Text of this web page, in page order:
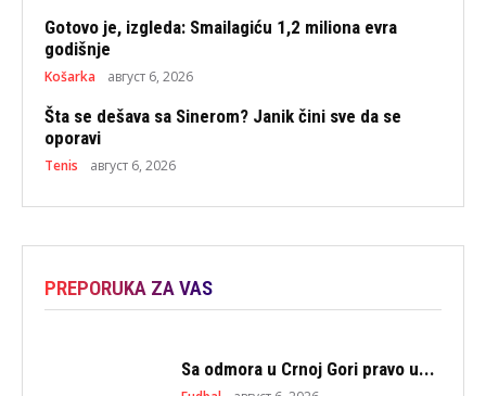
Gotovo je, izgleda: Smailagiću 1,2 miliona evra
godišnje
Košarka август 6, 2026
Šta se dešava sa Sinerom? Janik čini sve da se
oporavi
Tenis август 6, 2026
PREPORUKA ZA VAS
Sa odmora u Crnoj Gori pravo u...